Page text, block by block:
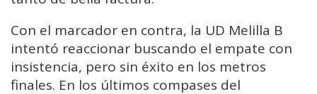
Con el marcador en contra, la UD Melilla B
intentó reaccionar buscando el empate con
insistencia, pero sin éxito en los metros
finales. En los últimos compases del